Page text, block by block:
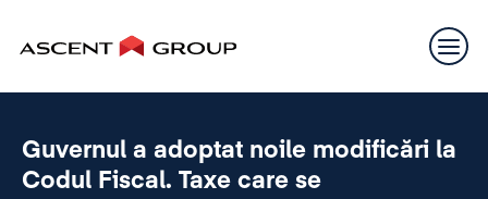
Guvernul a adoptat noile modificări la
Codul Fiscal. Taxe care se